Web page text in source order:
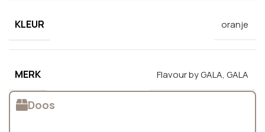
KLEUR oranje
MERK Flavour by GALA, GALA
Doos